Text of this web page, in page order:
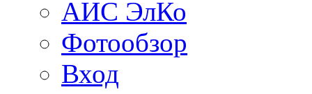
АИС ЭлКо
Фотообзор
Вход